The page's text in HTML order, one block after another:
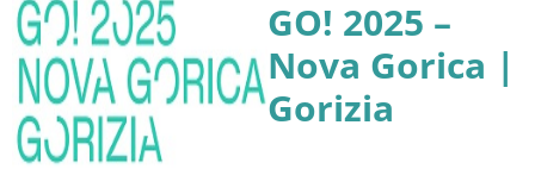
GO! 2025 –
Nova Gorica |
Gorizia